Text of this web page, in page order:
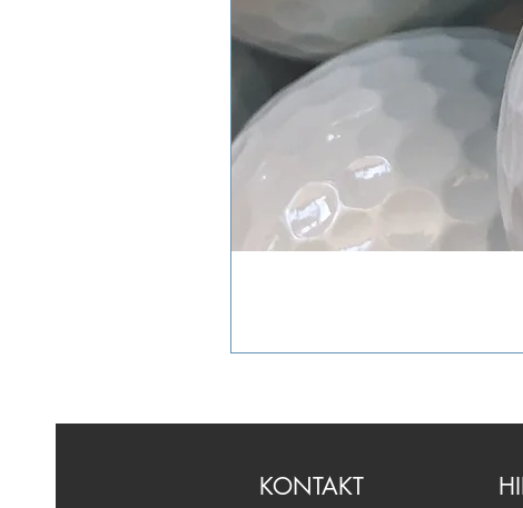
KONTAKT